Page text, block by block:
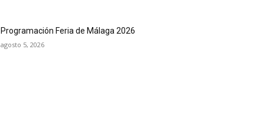
Programación Feria de Málaga 2026
agosto 5, 2026